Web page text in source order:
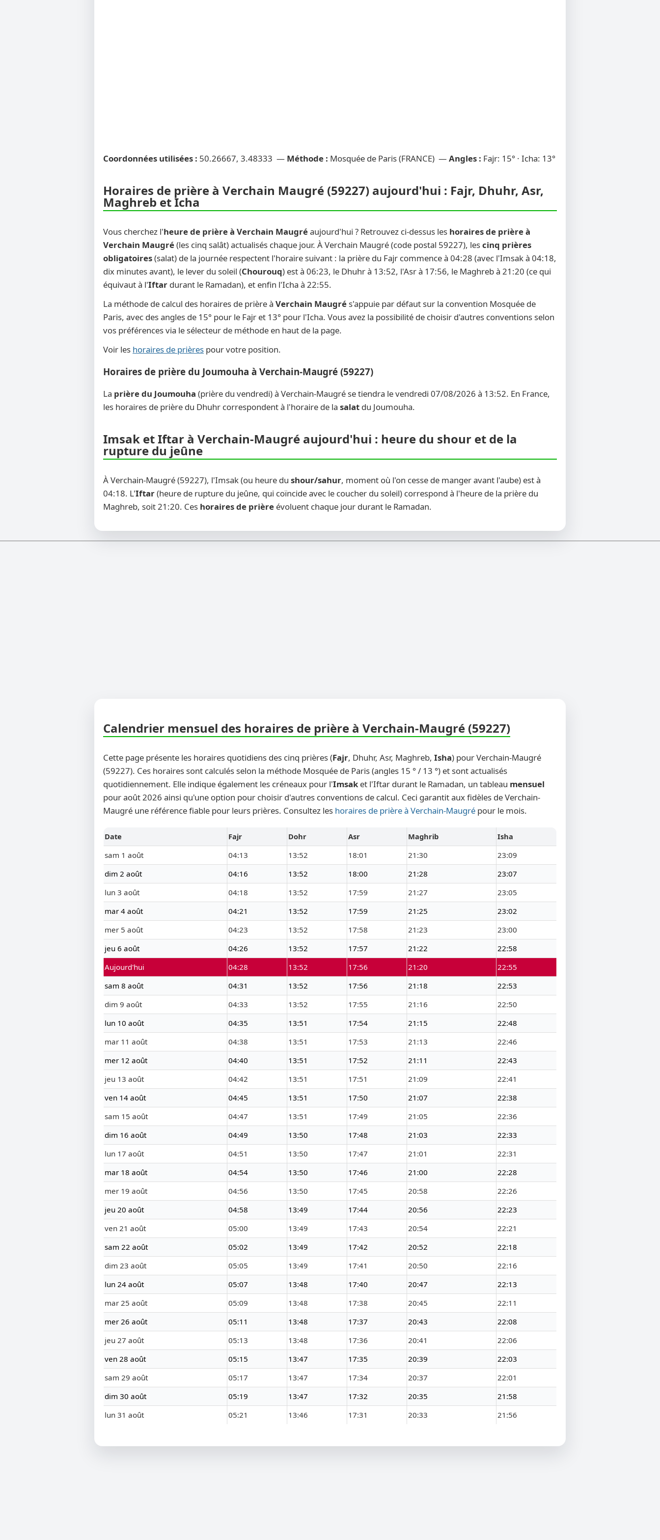
Coordonnées utilisées : 50.26667, 3.48333 — Méthode : Mosquée de Paris (FRANCE) — Angles : Fajr: 15° · Icha: 13°
Horaires de prière à Verchain Maugré (59227) aujourd'hui : Fajr, Dhuhr, Asr,
Maghreb et Icha
Vous cherchez l'heure de prière à Verchain Maugréaujourd'hui ? Retrouvez ci-dessus les horaires de prière à
Verchain Maugré(les cinq salât) actualisés chaque jour. À Verchain Maugré (code postal 59227), lescinq prières
obligatoires(salat) de la journée respectent l'horaire suivant : la prière du Fajr commence à 04:28 (avec l'Imsak à 04:18,
dix minutes avant), le lever du soleil (Chourouq) est à 06:23, le Dhuhr à 13:52, l'Asr à 17:56, le Maghreb à 21:20 (ce qui
équivaut à l'Iftar durant le Ramadan), et enfin l'Icha à 22:55.
La méthode de calcul des horaires de prière à Verchain Maugré s'appuie par défaut sur la convention Mosquée de
Paris, avec des angles de 15° pour le Fajr et 13° pour l'Icha. Vous avez la possibilité de choisir d'autres conventions selon
vos préférences via le sélecteur de méthode en haut de la page.
Voir les horaires de prières pour votre position.
Horaires de prière du Joumouha à Verchain-Maugré (59227)
La prière du Joumouha (prière du vendredi) à Verchain-Maugré se tiendra le vendredi 07/08/2026 à 13:52. En France,
les horaires de prière du Dhuhr correspondent à l'horaire de la salat du Joumouha.
Imsak et Iftar à Verchain-Maugré aujourd'hui : heure du shour et de la
rupture du jeûne
À Verchain-Maugré (59227), l'Imsak (ou heure du shour/sahur, moment où l'on cesse de manger avant l'aube) est à
04:18. L'Iftar(heure de rupture du jeûne, qui coïncide avec le coucher du soleil) correspond à l'heure de la prière du
Maghreb, soit 21:20. Ces horaires de prière évoluent chaque jour durant le Ramadan.
Calendrier mensuel des horaires de prière à Verchain-Maugré (59227)
Cette page présente les horaires quotidiens des cinq prières (Fajr, Dhuhr, Asr, Maghreb, Isha) pour Verchain-Maugré
(59227). Ces horaires sont calculés selon la méthode Mosquée de Paris (angles 15 ° / 13 °) et sont actualisés
quotidiennement. Elle indique également les créneaux pour l'Imsak et l'Iftar durant le Ramadan, un tableau mensuel
pour août 2026 ainsi qu'une option pour choisir d'autres conventions de calcul. Ceci garantit aux fidèles de Verchain-
Maugré une référence fiable pour leurs prières. Consultez les horaires de prière à Verchain-Maugré pour le mois.
Date Fajr Dohr Asr Maghrib
Isha
sam 1 août
04:13 13:52 18:01 21:30
23:09
dim 2 août
04:16 13:52 18:00 21:28
23:07
lun 3 août
04:18 13:52 17:59 21:27
23:05
mar 4 août
04:21 13:52 17:59 21:25
23:02
mer 5 août
04:23 13:52 17:58 21:23
23:00
jeu 6 août
04:26 13:52 17:57 21:22
22:58
Aujourd'hui
04:28 13:52 17:56 21:20
22:55
sam 8 août
04:31 13:52 17:56 21:18
22:53
dim 9 août
04:33 13:52 17:55 21:16
22:50
lun 10 août
04:35 13:51 17:54 21:15
22:48
mar 11 août
04:38 13:51 17:53 21:13
22:46
mer 12 août
04:40 13:51 17:52 21:11
22:43
jeu 13 août
04:42 13:51 17:51 21:09
22:41
ven 14 août
04:45 13:51 17:50 21:07
22:38
sam 15 août
04:47 13:51 17:49 21:05
22:36
dim 16 août
04:49 13:50 17:48 21:03
22:33
lun 17 août
04:51 13:50 17:47 21:01
22:31
mar 18 août
04:54 13:50 17:46 21:00
22:28
mer 19 août
04:56 13:50 17:45 20:58
22:26
jeu 20 août
04:58 13:49 17:44 20:56
22:23
ven 21 août
05:00 13:49 17:43 20:54
22:21
sam 22 août
05:02 13:49 17:42 20:52
22:18
dim 23 août
05:05 13:49 17:41 20:50
22:16
lun 24 août
05:07 13:48 17:40 20:47
22:13
mar 25 août
05:09 13:48 17:38 20:45
22:11
mer 26 août
05:11 13:48 17:37 20:43
22:08
jeu 27 août
05:13 13:48 17:36 20:41
22:06
ven 28 août
05:15 13:47 17:35 20:39
22:03
sam 29 août
05:17 13:47 17:34 20:37
22:01
dim 30 août
05:19 13:47 17:32 20:35
21:58
lun 31 août
05:21 13:46 17:31 20:33 21:56